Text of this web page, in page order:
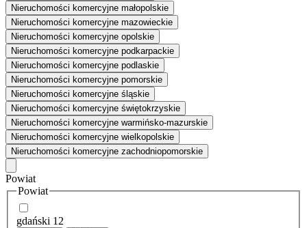
Nieruchomości komercyjne małopolskie
Nieruchomości komercyjne mazowieckie
Nieruchomości komercyjne opolskie
Nieruchomości komercyjne podkarpackie
Nieruchomości komercyjne podlaskie
Nieruchomości komercyjne pomorskie
Nieruchomości komercyjne śląskie
Nieruchomości komercyjne świętokrzyskie
Nieruchomości komercyjne warmińsko-mazurskie
Nieruchomości komercyjne wielkopolskie
Nieruchomości komercyjne zachodniopomorskie
Powiat
Powiat
gdański 12